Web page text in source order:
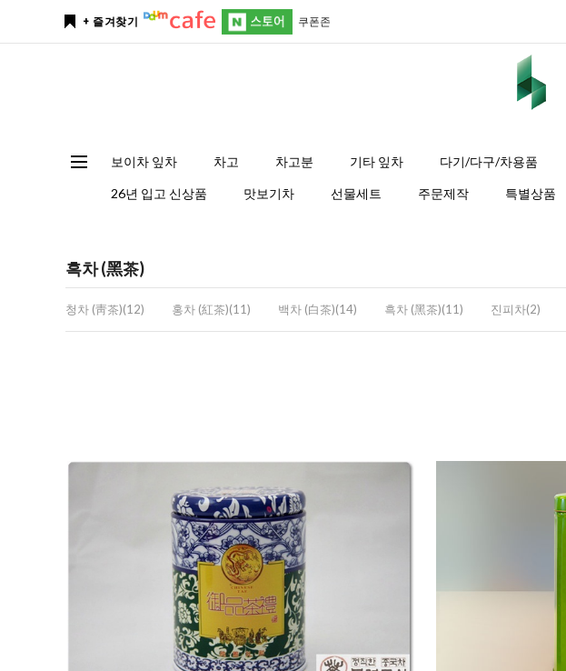
+ 즐겨찾기 쿠폰존
보이차 잎차 차고 차고분 기타 잎차 다기/다구/차용품
26년 입고 신상품 맛보기차 선물세트 주문제작 특별상품
흑차 (黑茶)
청차 (靑茶)(12) 홍차 (紅茶)(11) 백차 (白茶)(14) 흑차 (黑茶)(11) 진피차(2)